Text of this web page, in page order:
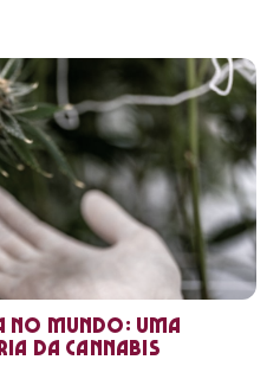
no mundo: uma
da cannabis